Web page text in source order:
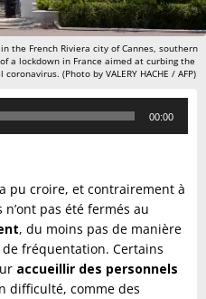
the French Riviera city of Cannes, southern
a lockdown in France aimed at curbing the
(Photo by VALERY HACHE / AFP)
00:00
pu croire, et contrairement à
pas été fermés au
, du moins pas de manière
fréquentation. Certains
accueillir des personnels
difficulté, comme des